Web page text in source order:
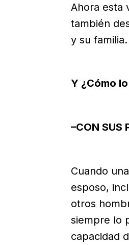
Ahora esta
también
y su familia.
Y ¿Cómo
–CON SUS
Cuando
esposo,
otros
siempre lo
capacidad